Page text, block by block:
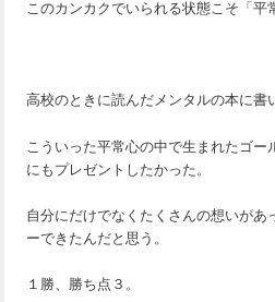
このカンカクでいられる状態こそ「平
高校のときに読んだメンタルの本に
こういった平常心の中で生まれたゴ
にもプレゼントしたかった。
自分にだけでなくたくさんの想いが
ーできたんだと思う。
１勝、勝ち点３。